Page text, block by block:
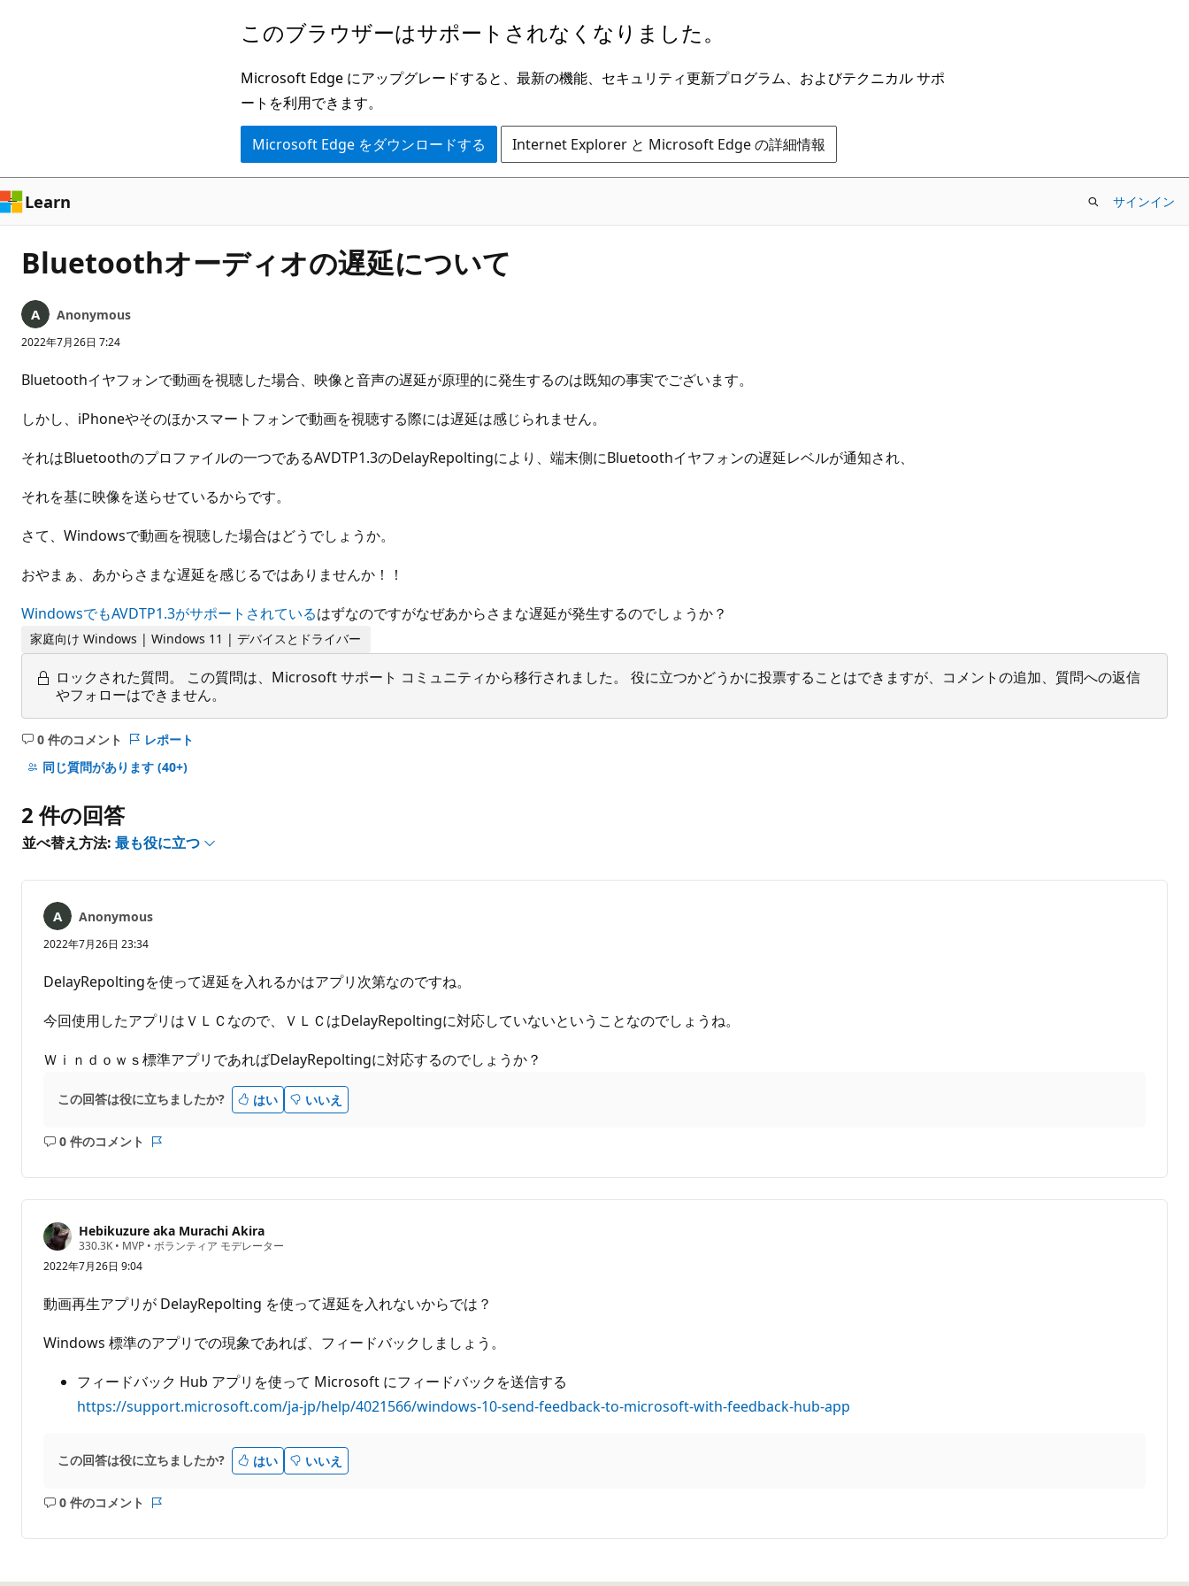
ン
ツ
に
ス
キ
ッ
プ
このブラウザーはサポートされなくなりました。
Microsoft Edge にアップグレードすると、最新の機能、セキュリティ更新プログラム、およびテクニカル サポ
ートを利用できます。
Microsoft Edge をダウンロードする Internet Explorer と Microsoft Edge の詳細情報
Learn サインイン
Bluetoothオーディオの遅延について
Anonymous
2022年7月26日 7:24
Bluetoothイヤフォンで動画を視聴した場合、映像と音声の遅延が原理的に発生するのは既知の事実でございます。
しかし、iPhoneやそのほかスマートフォンで動画を視聴する際には遅延は感じられません。
それはBluetoothのプロファイルの一つであるAVDTP1.3のDelayRepoltingにより、端末側にBluetoothイヤフォンの遅延レベルが通知され、
それを基に映像を送らせているからです。
さて、Windowsで動画を視聴した場合はどうでしょうか。
おやまぁ、あからさまな遅延を感じるではありませんか！！
WindowsでもAVDTP1.3がサポートされているはずなのですがなぜあからさまな遅延が発生するのでしょうか？
家庭向け Windows | Windows 11 | デバイスとドライバー
ロックされた質問。
この質問は、Microsoft サポート コミュニティから移行されました。 役に立つかどうかに投票することはできますが、コメントの追加、質問への返信
やフォローはできません。
0 件のコメント
コ
メ
は
あ
ま
ん
レポート
同じ質問があります (40+)
2 件の回答
並べ替え方法: 最も役に立つ
Anonymous
2022年7月26日 23:34
DelayRepoltingを使って遅延を入れるかはアプリ次第なのですね。
今回使用したアプリはＶＬＣなので、ＶＬＣはDelayRepoltingに対応していないということなのでしょうね。
Ｗｉｎｄｏｗｓ標準アプリであればDelayRepoltingに対応するのでしょうか？
この回答は役に立ちましたか? はい いいえ
0 件のコメント
コ
ト
は
あ
り
せ
ト
Hebikuzure aka Murachi Akira
330.3K 評
価
の
イ
ン
• MVP • ボランティア モデレーター
2022年7月26日 9:04
動画再生アプリが DelayRepolting を使って遅延を入れないからでは？
Windows 標準のアプリでの現象であれば、フィードバックしましょう。
フィードバック Hub アプリを使って Microsoft にフィードバックを送信する
https://support.microsoft.com/ja-jp/help/4021566/windows-10-send-feedback-to-microsoft-with-feedback-hub-app
この回答は役に立ちましたか? はい いいえ
0 件のコメント
コ